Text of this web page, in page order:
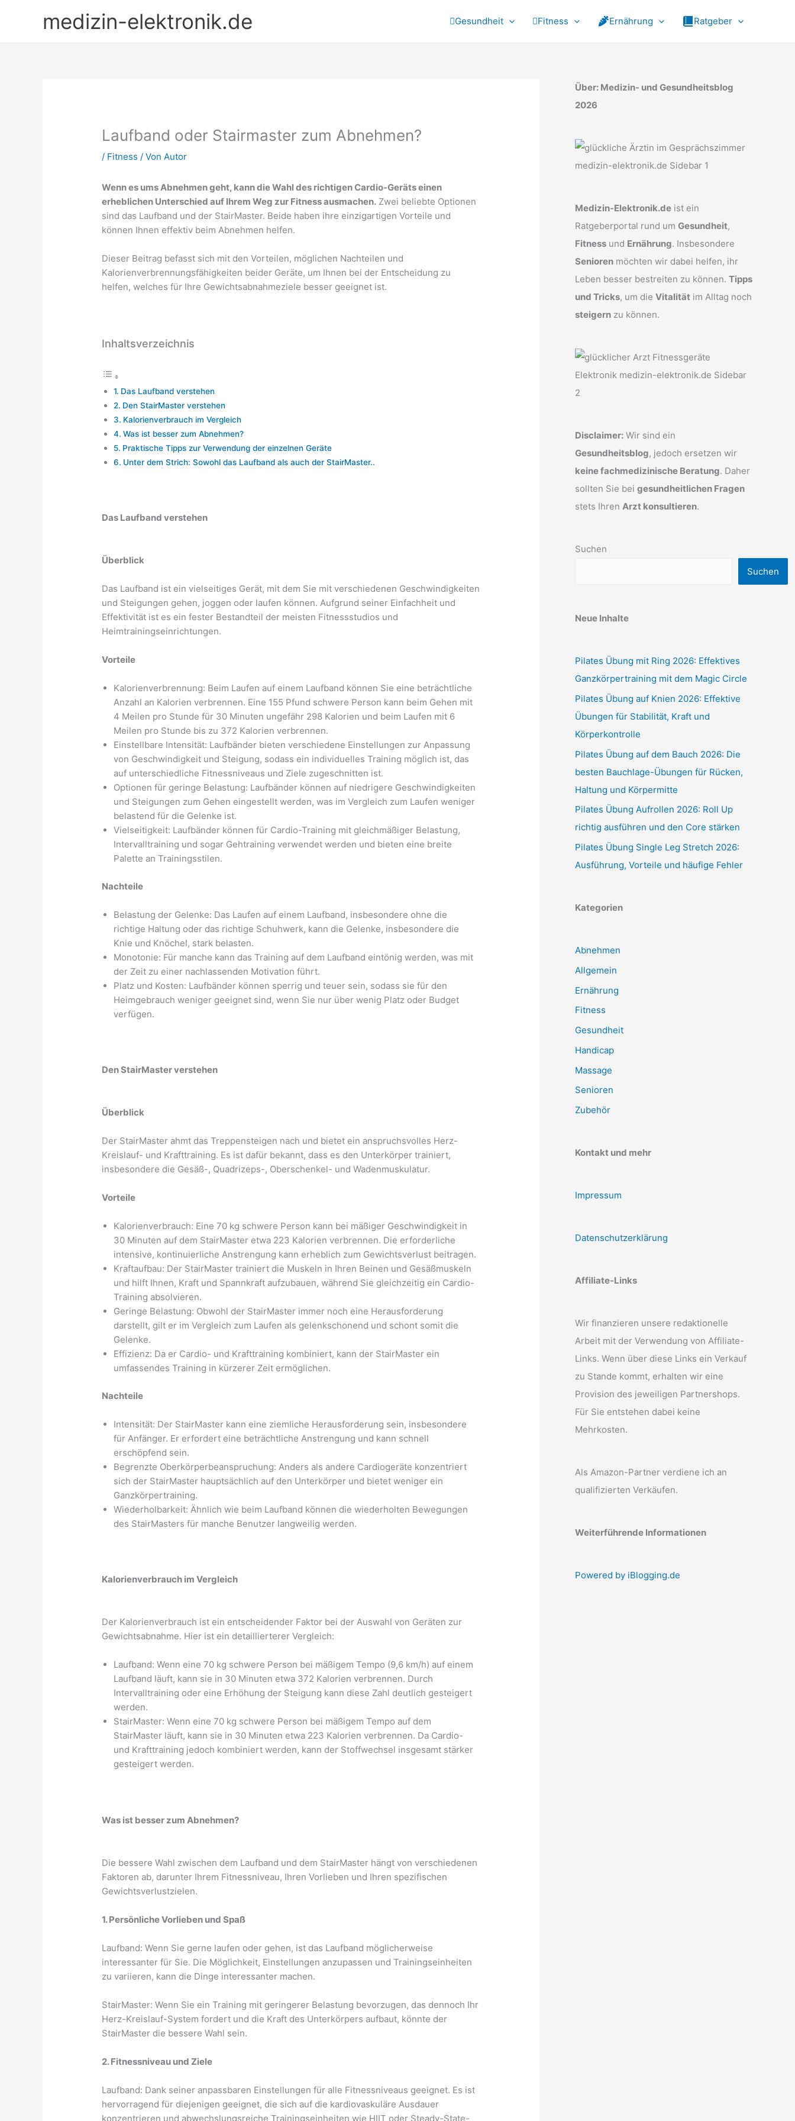
medizin-elektronik.de Gesundheit Fitness Ernährung Ratgeber
Laufband oder Stairmaster zum Abnehmen?
/ Fitness / VonAutor
Wenn es ums Abnehmen geht, kann die Wahl des richtigen Cardio-Geräts einen
erheblichen Unterschied auf Ihrem Weg zur Fitness ausmachen. Zwei beliebte Optionen
sind das Laufband und der StairMaster. Beide haben ihre einzigartigen Vorteile und
können Ihnen effektiv beim Abnehmen helfen.
Dieser Beitrag befasst sich mit den Vorteilen, möglichen Nachteilen und
Kalorienverbrennungsfähigkeiten beider Geräte, um Ihnen bei der Entscheidung zu
helfen, welches für Ihre Gewichtsabnahmeziele besser geeignet ist.
Inhaltsverzeichnis
Das Laufband verstehen
Den StairMaster verstehen
Kalorienverbrauch im Vergleich
Was ist besser zum Abnehmen?
Praktische Tipps zur Verwendung der einzelnen Geräte
Unter dem Strich: Sowohl das Laufband als auch der StairMaster..
Das Laufband verstehen
Überblick
Das Laufband ist ein vielseitiges Gerät, mit dem Sie mit verschiedenen Geschwindigkeiten
und Steigungen gehen, joggen oder laufen können. Aufgrund seiner Einfachheit und
Effektivität ist es ein fester Bestandteil der meisten Fitnessstudios und
Heimtrainingseinrichtungen.
Vorteile
Kalorienverbrennung: Beim Laufen auf einem Laufband können Sie eine beträchtliche
Anzahl an Kalorien verbrennen. Eine 155 Pfund schwere Person kann beim Gehen mit
4 Meilen pro Stunde für 30 Minuten ungefähr 298 Kalorien und beim Laufen mit 6
Meilen pro Stunde bis zu 372 Kalorien verbrennen.
Einstellbare Intensität: Laufbänder bieten verschiedene Einstellungen zur Anpassung
von Geschwindigkeit und Steigung, sodass ein individuelles Training möglich ist, das
auf unterschiedliche Fitnessniveaus und Ziele zugeschnitten ist.
Optionen für geringe Belastung: Laufbänder können auf niedrigere Geschwindigkeiten
und Steigungen zum Gehen eingestellt werden, was im Vergleich zum Laufen weniger
belastend für die Gelenke ist.
Vielseitigkeit: Laufbänder können für Cardio-Training mit gleichmäßiger Belastung,
Intervalltraining und sogar Gehtraining verwendet werden und bieten eine breite
Palette an Trainingsstilen.
Nachteile
Belastung der Gelenke: Das Laufen auf einem Laufband, insbesondere ohne die
richtige Haltung oder das richtige Schuhwerk, kann die Gelenke, insbesondere die
Knie und Knöchel, stark belasten.
Monotonie: Für manche kann das Training auf dem Laufband eintönig werden, was mit
der Zeit zu einer nachlassenden Motivation führt.
Platz und Kosten: Laufbänder können sperrig und teuer sein, sodass sie für den
Heimgebrauch weniger geeignet sind, wenn Sie nur über wenig Platz oder Budget
verfügen.
Den StairMaster verstehen
Überblick
Der StairMaster ahmt das Treppensteigen nach und bietet ein anspruchsvolles Herz-
Kreislauf- und Krafttraining. Es ist dafür bekannt, dass es den Unterkörper trainiert,
insbesondere die Gesäß-, Quadrizeps-, Oberschenkel- und Wadenmuskulatur.
Vorteile
Kalorienverbrauch: Eine 70 kg schwere Person kann bei mäßiger Geschwindigkeit in
30 Minuten auf dem StairMaster etwa 223 Kalorien verbrennen. Die erforderliche
intensive, kontinuierliche Anstrengung kann erheblich zum Gewichtsverlust beitragen.
Kraftaufbau: Der StairMaster trainiert die Muskeln in Ihren Beinen und Gesäßmuskeln
und hilft Ihnen, Kraft und Spannkraft aufzubauen, während Sie gleichzeitig ein Cardio-
Training absolvieren.
Geringe Belastung: Obwohl der StairMaster immer noch eine Herausforderung
darstellt, gilt er im Vergleich zum Laufen als gelenkschonend und schont somit die
Gelenke.
Effizienz: Da er Cardio- und Krafttraining kombiniert, kann der StairMaster ein
umfassendes Training in kürzerer Zeit ermöglichen.
Nachteile
Intensität: Der StairMaster kann eine ziemliche Herausforderung sein, insbesondere
für Anfänger. Er erfordert eine beträchtliche Anstrengung und kann schnell
erschöpfend sein.
Begrenzte Oberkörperbeanspruchung: Anders als andere Cardiogeräte konzentriert
sich der StairMaster hauptsächlich auf den Unterkörper und bietet weniger ein
Ganzkörpertraining.
Wiederholbarkeit: Ähnlich wie beim Laufband können die wiederholten Bewegungen
des StairMasters für manche Benutzer langweilig werden.
Kalorienverbrauch im Vergleich
Der Kalorienverbrauch ist ein entscheidender Faktor bei der Auswahl von Geräten zur
Gewichtsabnahme. Hier ist ein detaillierterer Vergleich:
Laufband: Wenn eine 70 kg schwere Person bei mäßigem Tempo (9,6 km/h) auf einem
Laufband läuft, kann sie in 30 Minuten etwa 372 Kalorien verbrennen. Durch
Intervalltraining oder eine Erhöhung der Steigung kann diese Zahl deutlich gesteigert
werden.
StairMaster: Wenn eine 70 kg schwere Person bei mäßigem Tempo auf dem
StairMaster läuft, kann sie in 30 Minuten etwa 223 Kalorien verbrennen. Da Cardio-
und Krafttraining jedoch kombiniert werden, kann der Stoffwechsel insgesamt stärker
gesteigert werden.
Was ist besser zum Abnehmen?
Die bessere Wahl zwischen dem Laufband und dem StairMaster hängt von verschiedenen
Faktoren ab, darunter Ihrem Fitnessniveau, Ihren Vorlieben und Ihren spezifischen
Gewichtsverlustzielen.
1. Persönliche Vorlieben und Spaß
Laufband: Wenn Sie gerne laufen oder gehen, ist das Laufband möglicherweise
interessanter für Sie. Die Möglichkeit, Einstellungen anzupassen und Trainingseinheiten
zu variieren, kann die Dinge interessanter machen.
StairMaster: Wenn Sie ein Training mit geringerer Belastung bevorzugen, das dennoch Ihr
Herz-Kreislauf-System fordert und die Kraft des Unterkörpers aufbaut, könnte der
StairMaster die bessere Wahl sein.
2. Fitnessniveau und Ziele
Laufband: Dank seiner anpassbaren Einstellungen für alle Fitnessniveaus geeignet. Es ist
hervorragend für diejenigen geeignet, die sich auf die kardiovaskuläre Ausdauer
konzentrieren und abwechslungsreiche Trainingseinheiten wie HIIT oder Steady-State-
Über: Medizin- und Gesundheitsblog
2026
Medizin-Elektronik.de ist ein
Ratgeberportal rund um Gesundheit,
Fitness und Ernährung. Insbesondere
Senioren möchten wir dabei helfen, ihr
Leben besser bestreiten zu können. Tipps
und Tricks, um die Vitalität im Alltag noch
steigern zu können.
Disclaimer: Wir sind ein
Gesundheitsblog, jedoch ersetzen wir
keine fachmedizinische Beratung. Daher
sollten Sie bei gesundheitlichen Fragen
stets Ihren Arzt konsultieren.
Suchen
Suchen
Neue Inhalte
Pilates Übung mit Ring 2026: Effektives
Ganzkörpertraining mit dem Magic Circle
Pilates Übung auf Knien 2026: Effektive
Übungen für Stabilität, Kraft und
Körperkontrolle
Pilates Übung auf dem Bauch 2026: Die
besten Bauchlage-Übungen für Rücken,
Haltung und Körpermitte
Pilates Übung Aufrollen 2026: Roll Up
richtig ausführen und den Core stärken
Pilates Übung Single Leg Stretch 2026:
Ausführung, Vorteile und häufige Fehler
Kategorien
Abnehmen
Allgemein
Ernährung
Fitness
Gesundheit
Handicap
Massage
Senioren
Zubehör
Kontakt und mehr
Impressum
Datenschutzerklärung
Affiliate-Links
Wir finanzieren unsere redaktionelle
Arbeit mit der Verwendung von Affiliate-
Links. Wenn über diese Links ein Verkauf
zu Stande kommt, erhalten wir eine
Provision des jeweiligen Partnershops.
Für Sie entstehen dabei keine
Mehrkosten.
Als Amazon-Partner verdiene ich an
qualifizierten Verkäufen.
Weiterführende Informationen
Powered by iBlogging.de